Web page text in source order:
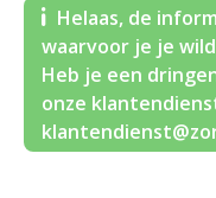
Helaas, de
waarvoor je je
Heb je een
onze